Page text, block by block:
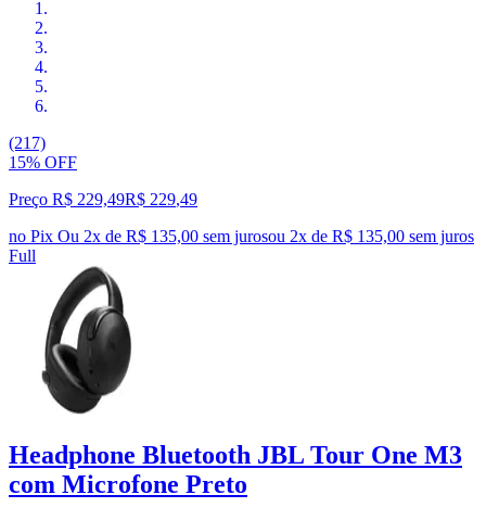
(217)
15% OFF
Preço R$ 229,49R$ 229,49
no Pix Ou 2x de R$ 135,00 sem jurosou 2x de R$ 135,00 sem juros
Full
Headphone Bluetooth JBL Tour One M3
com Microfone Preto